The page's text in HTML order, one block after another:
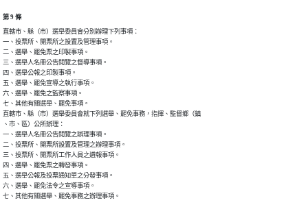
第 9 條
直轄市、縣（市）選舉委員會分別辦理下列事項：
一、投票所、開票所之設置及管理事項。
二、選舉、罷免票之印製事項。
三、選舉人名冊公告閱覽之督導事項。
四、選舉公報之印製事項。
五、選舉、罷免宣導之執行事項。
六、選舉、罷免之監察事項。
七、其他有關選舉、罷免事項。
直轄市、縣（市）選舉委員會就下列選舉、罷免事務，指揮、監督鄉（鎮
、市、區）公所辦理：
一、選舉人名冊公告閱覽之辦理事項。
二、投票所、開票所設置及管理之辦理事項。
三、投票所、開票所工作人員之遴報事項。
四、選舉、罷免票之轉發事項。
五、選舉公報及投票通知單之分發事項。
六、選舉、罷免法令之宣導事項。
七、其他有關選舉、罷免事務之辦理事項。